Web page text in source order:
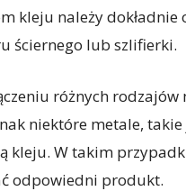
kleju należy dokładnie
ściernego lub szlifierki.
różnych
niektóre metale,
kleju. W takim
odpowiedni produkt.